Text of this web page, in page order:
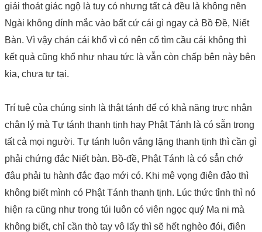
giải thoát giác ngộ là tuy có nhưng tất cả đều là không nên
Ngài không dính mắc vào bất cứ cái gì ngay cả Bồ Đề, Niết
Bàn. Vì vậy chán cái khổ vì có nên cố tìm cầu cái không thì
kết quả cũng khổ như nhau tức là vẫn còn chấp bên này bên
kia, chưa tự tại.
Trí tuệ của chúng sinh là thật tánh để có khả năng trực nhận
chân lý mà Tự tánh thanh tịnh hay Phật Tánh là có sẵn trong
tất cả mọi người. Tự tánh luôn vắng lặng thanh tịnh thì cần gì
phải chứng đắc Niết bàn. Bồ-đề, Phật Tánh là có sẳn chớ
đâu phải tu hành đắc đạo mới có. Khi mê vọng điên đảo thì
không biết mình có Phật Tánh thanh tịnh. Lúc thức tỉnh thì nó
hiện ra cũng như trong túi luôn có viên ngọc quý Ma ni mà
không biết, chỉ cần thò tay vô lấy thì sẽ hết nghèo đói, điên